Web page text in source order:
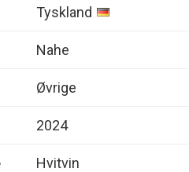
Tyskland
Nahe
Øvrige
2024
Hvitvin